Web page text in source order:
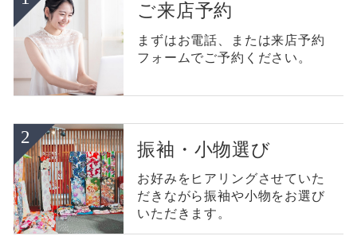
ご来店予約
まずはお電話、または来店予約
フォームでご予約ください。
振袖・小物選び
お好みをヒアリングさせていた
だきながら振袖や小物をお選び
いただきます。